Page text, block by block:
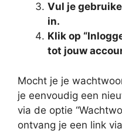
Vul je
in.
Klik op
tot jouw
Mocht je je
je eenvoudig een
via de optie
ontvang je een link